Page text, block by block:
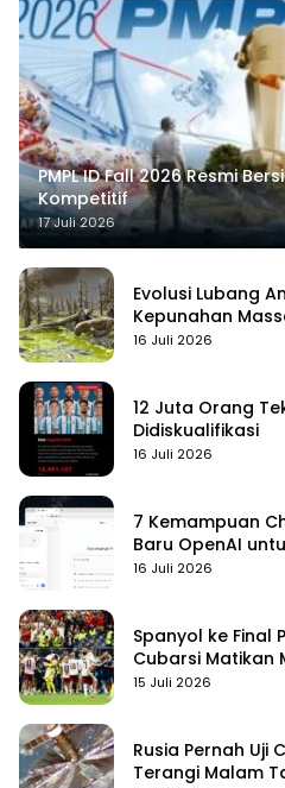
PMPL ID Fall 2026 Resmi
Kompetitif
17 Juli 2026
Evolusi Lubang
Kepunahan
16 Juli 2026
12 Juta Orang
Didiskualifikasi
16 Juli 2026
7 Kemampuan
Baru OpenAI
16 Juli 2026
Spanyol ke Final
Cubarsi Matikan
15 Juli 2026
Rusia Pernah Uji
Terangi Malam